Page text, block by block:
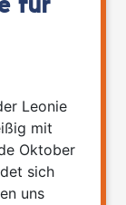
für
Leonie
mit
Oktober
sich
uns